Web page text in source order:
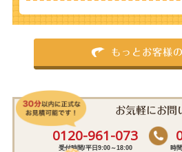
もっとお客様
お気軽にお問
時
0120-961-073
受付時間/平日9:00～18:00